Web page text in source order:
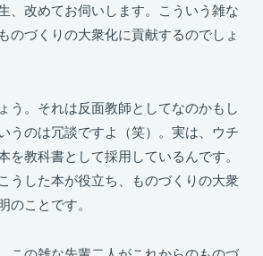
、改めてお伺いします。こういう雑な
のづくりの大衆化に貢献するのでしょ
う。それは反面教師としてなのかもし
のは冗談ですよ（笑）。実は、ウチ
を教科書として採用しているんです。
うした本が役立ち、ものづくりの大衆
のことです。